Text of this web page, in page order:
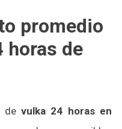
promedio
horas de
de vulka 24 horas en